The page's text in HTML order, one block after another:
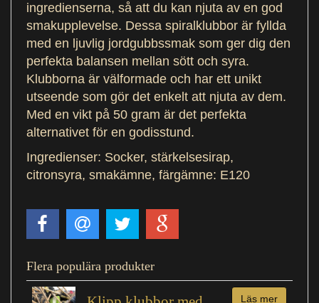
ingredienserna, så att du kan njuta av en god
smakupplevelse. Dessa spiralklubbor är fyllda
med en ljuvlig jordgubbssmak som ger dig den
perfekta balansen mellan sött och syra.
Klubborna är välformade och har ett unikt
utseende som gör det enkelt att njuta av dem.
Med en vikt på 50 gram är det perfekta
alternativet för en godisstund.
Ingredienser: Socker, stärkelsesirap,
citronsyra, smakämne, färgämne: E120
Flera populära produkter
Läs mer